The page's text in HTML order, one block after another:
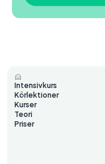
Intensivkurs
Körlektioner
Kurser
Teori
Priser